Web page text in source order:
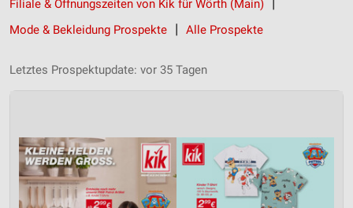
Filiale & Öffnungszeiten von Kik für Wörth (Main)
Mode & Bekleidung Prospekte
Alle Prospekte
Letztes Prospektupdate: vor 35 Tagen